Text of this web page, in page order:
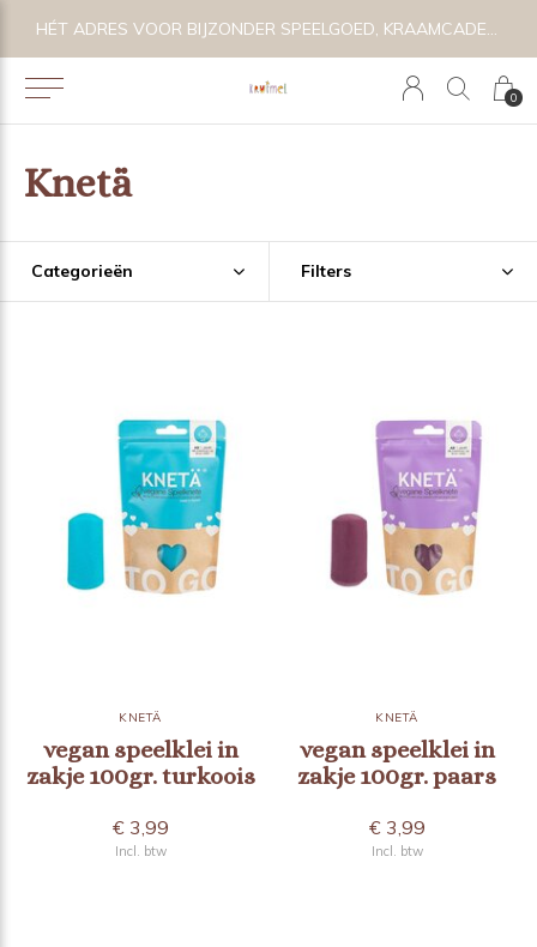
0
HÉT ADRES VOOR BIJZONDER SPEELGOED, KRAAMCADEAU'S & KIDS LIFESTYLE
Knetä
Categorieën Filters
KNETÄ
vegan speelklei in
zakje 100gr. turkoois
€ 3,99
Incl. btw
KNETÄ
vegan speelklei in
zakje 100gr. paars
€ 3,99
Incl. btw